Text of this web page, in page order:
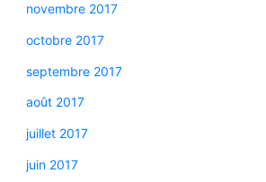
novembre 2017
octobre 2017
septembre 2017
août 2017
juillet 2017
juin 2017